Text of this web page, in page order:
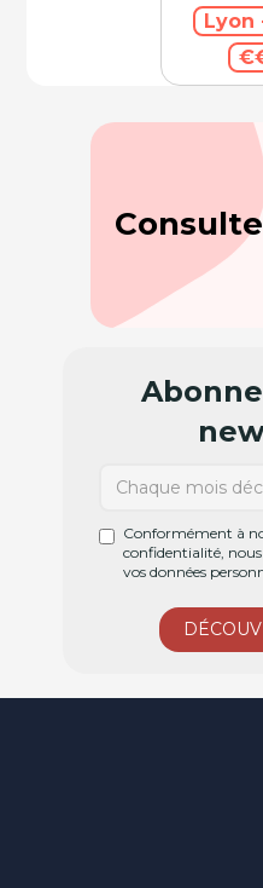
Lyon
Conformément à
confidentialité,
vos données